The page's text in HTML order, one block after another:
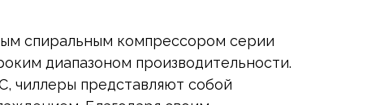
спиральным компрессором серии
диапазоном производительности.
чиллеры представляют собой